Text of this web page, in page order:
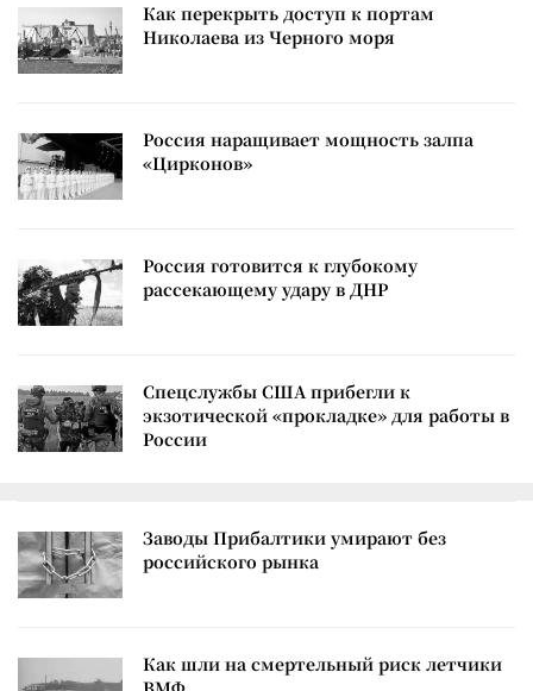
Как перекрыть доступ к портам
Николаева из Черного моря
Россия наращивает мощность залпа
«Цирконов»
Россия готовится к глубокому
рассекающему удару в ДНР
Спецслужбы США прибегли к
экзотической «прокладке» для работы в
России
Заводы Прибалтики умирают без
российского рынка
Как шли на смертельный риск летчики